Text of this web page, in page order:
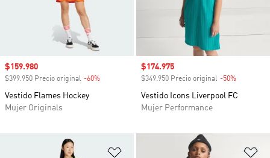
Precio de venta
$159.980
$399.950 Precio original -60%
Vestido Flames Hockey
Mujer Originals
Precio de venta
$174.975
$349.950 Precio original -50%
Vestido Icons Liverpool FC
Mujer Performance
Añadir a la lista de deseos